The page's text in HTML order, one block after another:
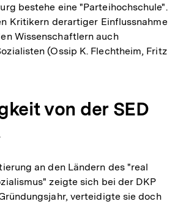
bestehe eine "Parteihochschule".
Kritikern derartiger Einflussnahme
Wissenschaftlern auch
(Ossip K. Flechtheim, Fritz
von der SED
an den Ländern des "real
zeigte sich bei der DKP
verteidigte sie doch